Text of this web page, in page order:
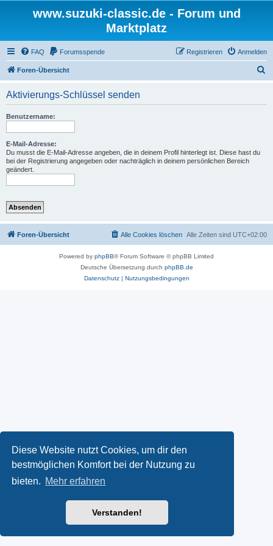
Diese Website nutzt Cookies, um dir den
bestmöglichen Komfort bei der Nutzung zu
bieten. Mehr erfahren
Verstanden!
www.suzuki-classic.de - Forum und
Marktplatz
FAQ Forumsspende Anmelden
Registrieren
Foren-Übersicht
Aktivierungs-Schlüssel senden
Benutzername:
E-Mail-Adresse:
Du musst die E-Mail-Adresse angeben, die in deinem Profil hinterlegt ist. Diese hast du
bei der Registrierung angegeben oder nachträglich in deinem persönlichen Bereich
geändert.
Foren-Übersicht Alle Zeiten sind UTC+02:00
Alle Cookies löschen
Powered by phpBB® Forum Software © phpBB Limited
Deutsche Übersetzung durch phpBB.de
Datenschutz| Nutzungsbedingungen